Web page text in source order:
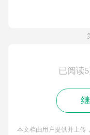
已阅读
本文档由用户提供并上传